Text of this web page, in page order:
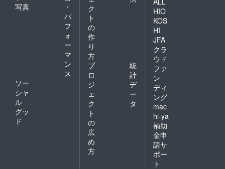
写真
・
パ
フ
ォ
ー
マ
ン
ス
ソー
シャ
ル
グッ
ド
ク
ト
の
作
り
方
プ
ロ
ジ
ェ
ク
ト
の
広
め
方
統
計
デ
ー
タ
HIO
KOS
HI
JFA
クラ
ウド
ファ
ン
ディ
ング
mac
hi-ya
補助
金申
請サ
ポー
ト